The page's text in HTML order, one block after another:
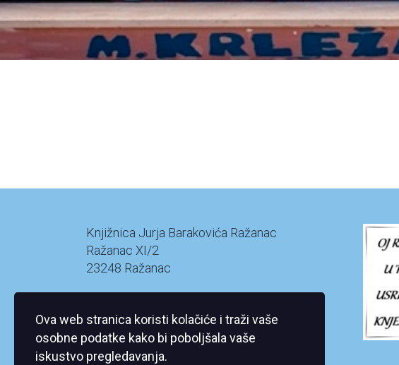
Knjižnica Jurja Barakovića Ražanac
Ražanac XI/2
23248 Ražanac
Ova web stranica koristi kolačiće i traži vaše
osobne podatke kako bi poboljšala vaše
iskustvo pregledavanja.